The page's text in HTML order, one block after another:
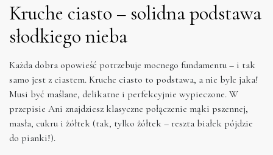
Kruche ciasto – solidna podstawa
słodkiego nieba
Każda dobra opowieść potrzebuje mocnego fundamentu – i tak
samo jest z ciastem. Kruche ciasto to podstawa, a nie byle jaka!
Musi być maślane, delikatne i perfekcyjnie wypieczone. W
przepisie Ani znajdziesz klasyczne połączenie mąki pszennej,
masła, cukru i żółtek (tak, tylko żółtek – reszta białek pójdzie
do pianki!).